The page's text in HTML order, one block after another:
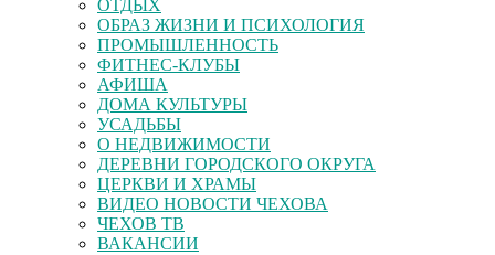
ОТДЫХ
ОБРАЗ ЖИЗНИ И ПСИХОЛОГИЯ
ПРОМЫШЛЕННОСТЬ
ФИТНЕС-КЛУБЫ
АФИША
ДОМА КУЛЬТУРЫ
УСАДЬБЫ
О НЕДВИЖИМОСТИ
ДЕРЕВНИ ГОРОДСКОГО ОКРУГА
ЦЕРКВИ И ХРАМЫ
ВИДЕО НОВОСТИ ЧЕХОВА
ЧЕХОВ ТВ
ВАКАНСИИ